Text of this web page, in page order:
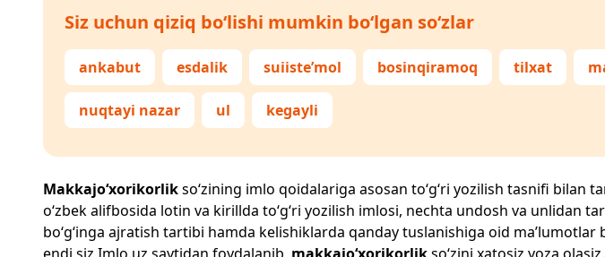
Siz uchun qiziq bo‘lishi mumkin bo‘lgan so‘zlar
ankabut esdalik suiiste’mol bosinqiramoq tilxat
nuqtayi nazar ul kegayli
Makkajo‘xorikorlikso‘zining imlo qoidalariga asosan to‘g‘ri yozilish tasnifi bilan
o‘zbek alifbosida lotin va kirillda to‘g‘ri yozilish imlosi, nechta undosh va unlidan
bo‘g‘inga ajratish tartibi hamda kelishiklarda qanday tuslanishiga oid ma’lumotlar